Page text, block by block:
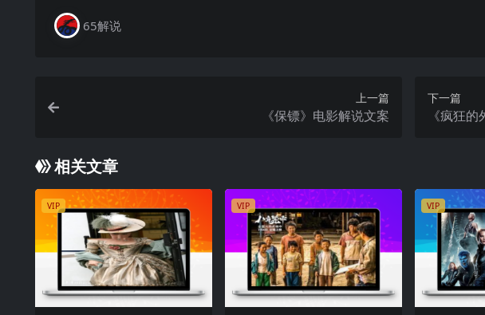
65解说
上一篇
《保镖》电影解说文案
下一篇
《疯狂
相关文章
VIP VIP VIP